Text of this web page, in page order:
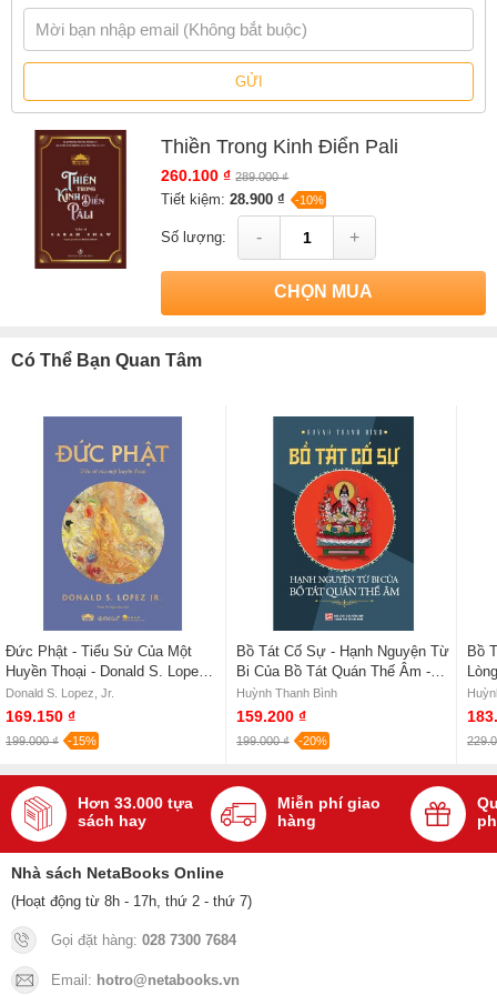
GỬI
Thiền Trong Kinh Điển Pali
260.100 ₫ 289.000 ₫
Tiết kiệm:28.900 ₫ -10%
Số lượng: - +
CHỌN MUA
Có Thể Bạn Quan Tâm
Đức Phật - Tiểu Sử Của Một
Huyền Thoại - Donald S. Lopez,
Jr.
Donald S. Lopez, Jr.
169.150 ₫
199.000 ₫ -15%
Bồ Tát Cố Sự - Hạnh Nguyện Từ
Bi Của Bồ Tát Quán Thế Âm -
Huỳnh Thanh Bình
Huỳnh Thanh Bình
159.200 ₫
199.000 ₫ -20%
Bồ
Bình
Hơn 33.000 tựa
sách hay
Miễn phí giao
hàng
Nhà sách NetaBooks Online
(Hoạt động từ 8h - 17h, thứ 2 - thứ 7)
Gọi đặt hàng: 028 7300 7684
Email: hotro@netabooks.vn